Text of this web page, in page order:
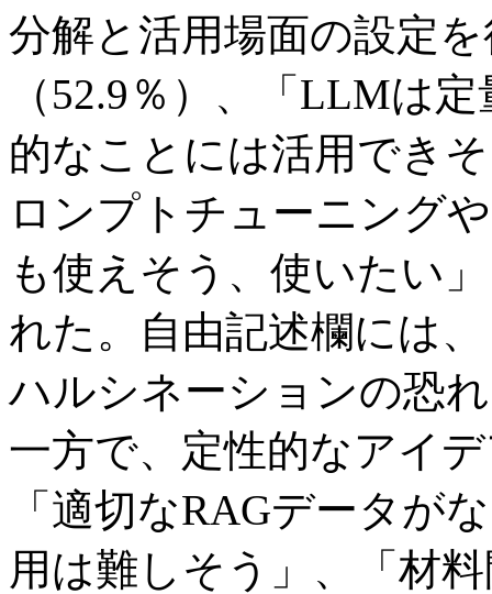
分解と活用場面の設定
（52.9％）、「LLMは
的なことには活用でき
ロンプトチューニング
も使えそう、使いたい
れた。自由記述欄には
ハルシネーションの恐
一方で、定性的なアイ
「適切なRAGデータが
用は難しそう」、「材